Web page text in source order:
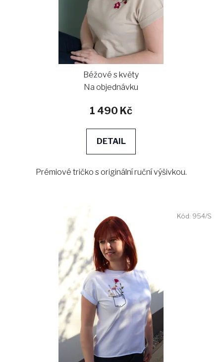
Béžové s květy
Na objednávku
1 490 Kč
DETAIL
Prémiové tričko s originální ruční výšivkou.
Kód: 954/S